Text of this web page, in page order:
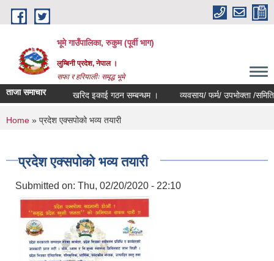
Skip to main content
भूमे गाउँपालिका, रुकुम (पूर्वी भाग)
लुम्बिनी प्रदेश, नेपाल ।
सफा र हरियालीः समृद्ध भूमे
ताजा समाचारखरिद इकाई गठन सम्बन्धम । व्यवसाय/ फर्म/ उपभोक्ता /समिति/ समुह/
You are here
Home » प्रदेश एक्सपोको भव्य तयारी
प्रदेश एक्सपोको भव्य तयारी
Submitted on: Thu, 02/20/2020 - 22:10